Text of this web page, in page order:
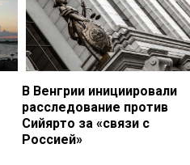
В Венгрии инициировали
расследование против
Сийярто за «связи с
Россией»